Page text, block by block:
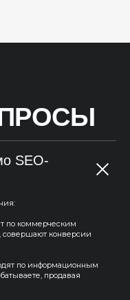
SEO-
по коммерческим
совершают конверсии
по информационным
продавая